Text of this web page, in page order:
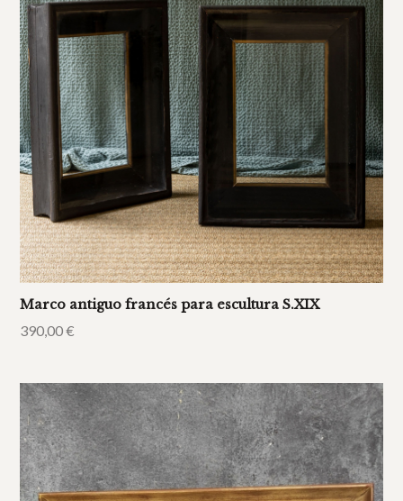
Marco antiguo francés para escultura S.XIX
390,00€